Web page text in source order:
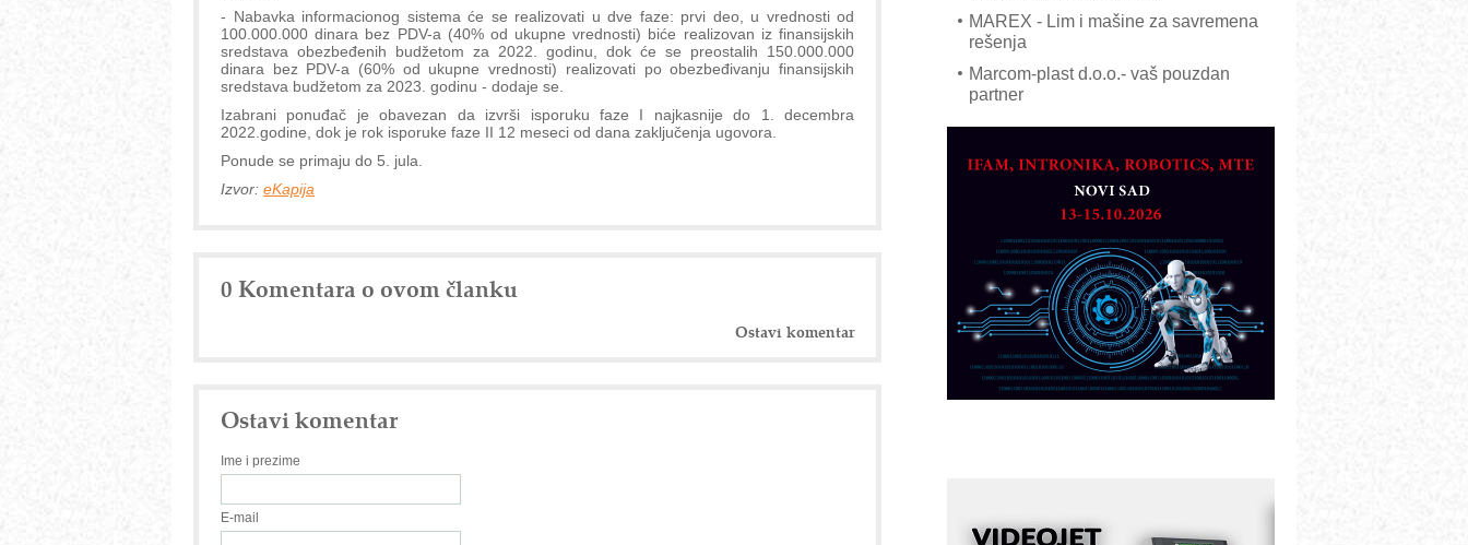
- Nabavka informacionog sistema će se realizovati u dve faze: prvi deo, u vrednosti od
100.000.000 dinara bez PDV-a (40% od ukupne vrednosti) biće realizovan iz finansijskih
sredstava obezbeđenih budžetom za 2022. godinu, dok će se preostalih 150.000.000
dinara bez PDV-a (60% od ukupne vrednosti) realizovati po obezbeđivanju finansijskih
sredstava budžetom za 2023. godinu - dodaje se.
Izabrani ponuđač je obavezan da izvrši isporuku faze I najkasnije do 1. decembra
2022.godine, dok je rok isporuke faze II 12 meseci od dana zaključenja ugovora.
Ponude se primaju do 5. jula.
Izvor: eKapija
0 Komentara o ovom članku
Ostavi komentar
Ostavi komentar
Ime i prezime
E-mail
MAREX - Lim i mašine za savremena
rešenja
Marcom-plast d.o.o.- vaš pouzdan
partner
CTO - Prilagodite svoju toplinsku
Razvoj asortimanskog pravca MINI-
PLC AKYTEC
dostupan u Srbiji
MOTOMAN – NEXT-Robotika vođena
veštačkom inteligencijom
I.SAFE MOBILE revolucioniše
industrijsku automatizaciju
pionirskimmobile operator PANEL-OM
Alba d.o.o. – 35 godina preciznosti u